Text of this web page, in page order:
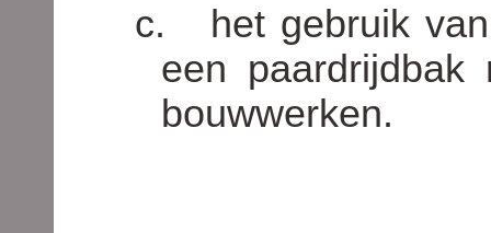
c.
het gebruik
een paardrijdbak
bouwwerken.